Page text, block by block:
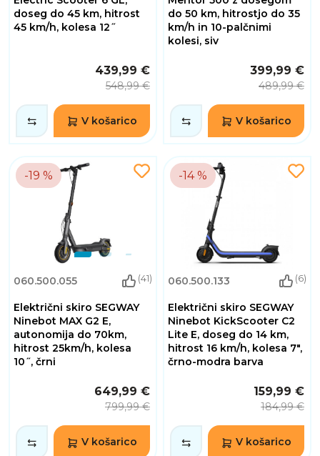
doseg do 45 km, hitrost
45 km/h, kolesa 12˝
439,99 €
548,99 €
V košarico
do 50 km, hitrostjo do 35
km/h in 10-palčnimi
kolesi, siv
399,99 €
489,99 €
V košarico
-19 %
060.500.055 (41)
Električni skiro SEGWAY
Ninebot MAX G2 E,
autonomija do 70km,
hitrost 25km/h, kolesa
10˝, črni
649,99 €
799,99 €
V košarico
-14 %
060.500.133 (6)
Električni skiro SEGWAY
Ninebot KickScooter C2
Lite E, doseg do 14 km,
hitrost 16 km/h, kolesa 7",
črno-modra barva
159,99 €
184,99 €
V košarico